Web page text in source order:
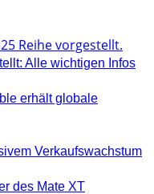
Alle wichtigen Infos
erhält globale
Verkaufswachstum
des Mate XT